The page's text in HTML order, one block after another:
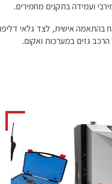
ועמידה בתקנים מחמירים.
בהתאמה אישית, לצד גלאי